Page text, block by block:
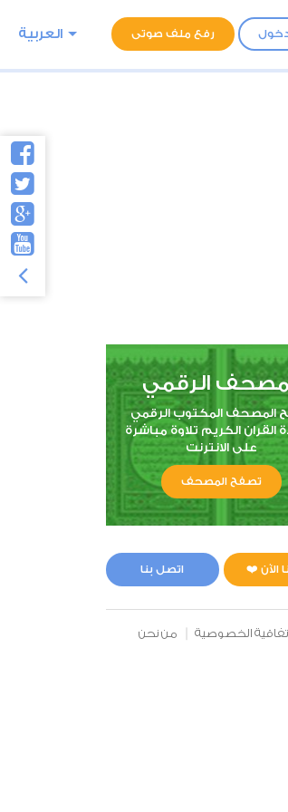
رفع ملف صوتى العربية
الرقمي
المصحف المكتوب الرقمي
القران الكريم تلاوة مباشرة
على الانترنت
تصفح المصحف
الآن ❤️ اتصل بنا
الخصوصية من نحن